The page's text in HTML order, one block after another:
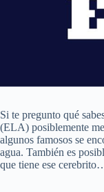
Si te pregunto qué
(ELA) posiblemente
algunos famosos se
agua. También es
que tiene ese